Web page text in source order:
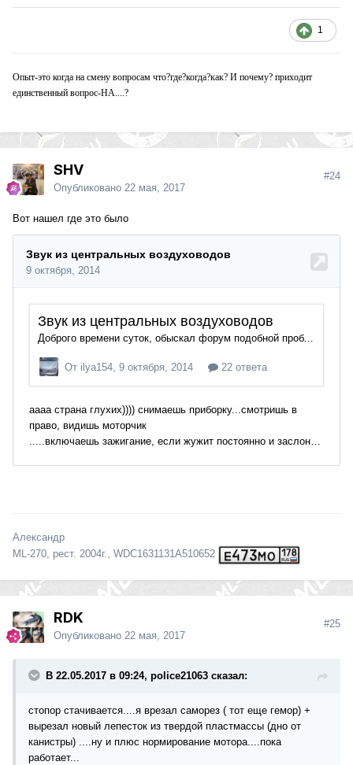
1
Опыт-это когда на смену вопросам что?где?когда?как? И почему? приходит
единственный вопрос-НА....?
SHV
Опубликовано 22 мая, 2017
#24
Вот нашел где это было
Александр
ML-270, рест. 2004г., WDC1631131A510652
RDK
Опубликовано 22 мая, 2017
#25
В 22.05.2017 в 09:24, police21063 сказал:
стопор стачивается....я врезал саморез ( тот еще гемор) +
вырезал новый лепесток из твердой пластмассы (дно от
канистры) ....ну и плюс нормирование мотора....пока
работает...